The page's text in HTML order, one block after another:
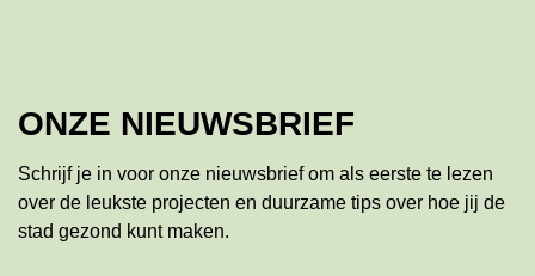
ONZE NIEUWSBRIEF
Schrijf je in voor onze nieuwsbrief om als eerste te lezen
over de leukste projecten en duurzame tips over hoe jij de
stad gezond kunt maken.